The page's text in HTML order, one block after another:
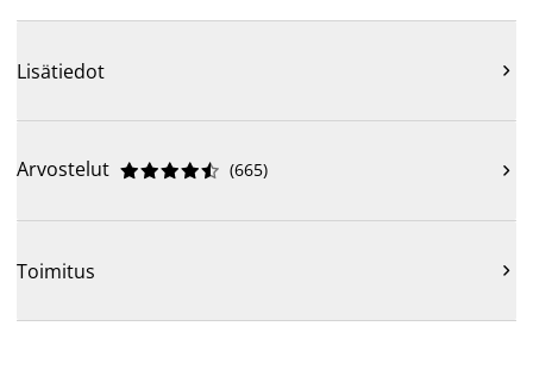
Lisätiedot 
Arvostelut 




 (665) 
Toimitus 